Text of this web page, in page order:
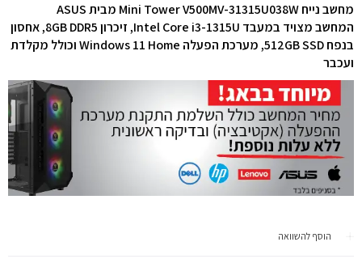
מחשב נייח Mini Tower V500MV-31315U038W מבית ASUS
המחשב מצויד במעבד Intel Core i3-1315U,
זיכרון 8GB DDR5, אחסון
בנפח 512GB SSD, מערכת הפעלה Windows 11 Home וכולל
מקלדת
ועכבר
הוסף להשוואה